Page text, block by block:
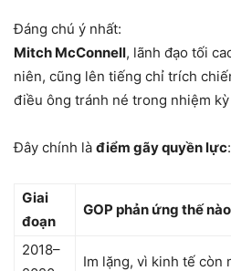
Đáng chú ý nhất:
Mitch McConnell, lãnh đạo tối
niên, cũng lên tiếng chỉ trích
điều ông tránh né trong nhiệm
Đây chính là điểm gãy quyền lực:
Giai
đoạn
GOP phản ứng thế
2018–
Im lặng, vì kinh tế còn